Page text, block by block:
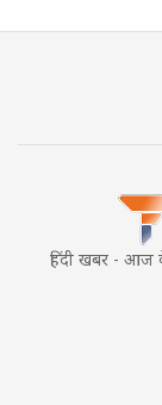
हिंदी खबर - आज